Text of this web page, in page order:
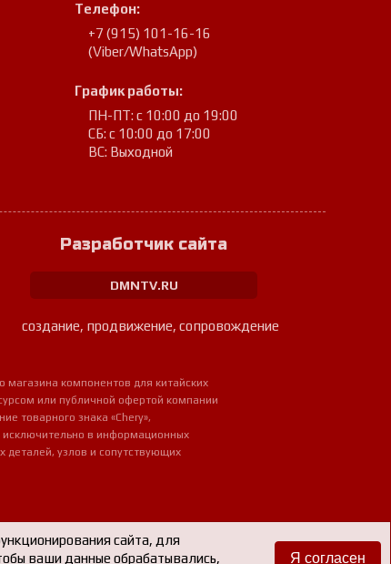
Телефон:
+7 (915) 101-16-16
(Viber/WhatsApp)
График работы:
ПН-ПТ: с 10:00 до 19:00
СБ: с 10:00 до 17:00
ВС: Выходной
Разработчик сайта
DMNTV.RU
создание, продвижение, сопровождение
магазина компонентов для китайских
или публичной офертой компании
товарного знака «Chery»,
исключительно в информационных
деталей, узлов и сопутствующих
сайта, для
ваши данные обрабатывались, Я согласен